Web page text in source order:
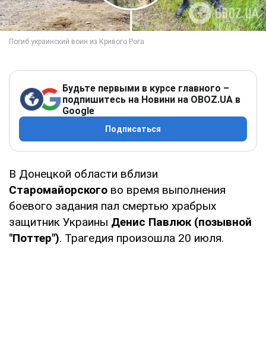
Будьте первыми в курсе главного –
подпишитесь на Новини на OBOZ.UA в
Google
Подписаться
В Донецкой области вблизи
Старомайорского во время выполнения
боевого задания пал смертью храбрых
защитник Украины Денис Павлюк (позывной
"Поттер"). Трагедия произошла 20 июля.